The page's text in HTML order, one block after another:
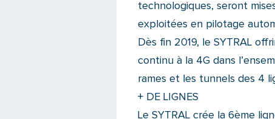
technologiques, seront
exploitées en pilotage
Dès fin 2019, le SYTRAL
continu à la 4G dans
rames et les tunnels des 4
+ DE LIGNES
Le SYTRAL crée la 6ème